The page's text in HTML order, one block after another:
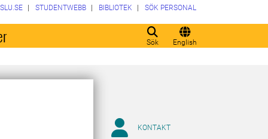
Sök English
SLU.SE STUDENTWEBB BIBLIOTEK SÖK PERSONAL
KONTAKT